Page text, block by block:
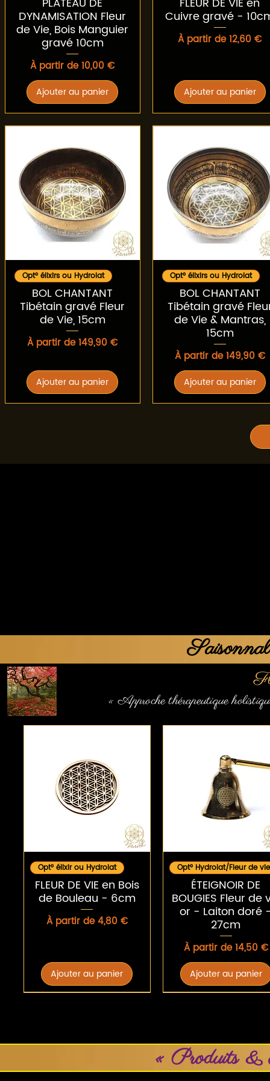
DYNAMISATION Fleur
de Vie, Bois Manguier
gravé 10cm
À partir de10,00 €
Prix promotionnel
Ajouter au panier
Cuivre gravé -
À partir de12,60 €
Prix promotionnel
Ajouter au panier
Aperçu rapide
Opt° élixirs ou Hydrolat
BOL CHANTANT
Tibétain gravé Fleur
de Vie, 15cm
À partir de149,90 €
Prix promotionnel
Ajouter au panier
Aperçu rapide
Opt° élixirs ou Hydrolat
BOL CHANTANT
Tibétain gravé
de Vie & Mantras,
15cm
À partir de149,90 €
Prix promotionnel
Ajouter au panier
« Approche thérapeutique
Aperçu rapide
Opt° élixir ou Hydrolat
FLEUR DE VIE en Bois
de Bouleau - 6cm
À partir de4,80 €
Prix promotionnel
Ajouter au panier
Aperçu rapide
Opt° Hydrolat/Fleur de vie
ÉTEIGNOIR DE
BOUGIES Fleur de
or - Laiton doré
27cm
À partir de14,50 €
Prix promotionnel
Ajouter au panier
« Produits &